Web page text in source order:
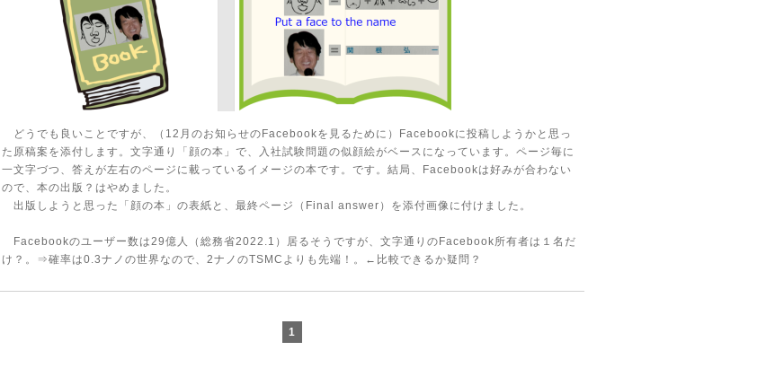
どうでも良いことですが、（12月のお知らせのFacebookを見るために）Facebookに投稿しようかと思っ
た原稿案を添付します。文字通り「顔の本」で、入社試験問題の似顔絵がベースになっています。ページ毎に
一文字づつ、答えが左右のページに載っているイメージの本です。です。結局、Facebookは好みが合わない
ので、本の出版？はやめました。
出版しようと思った「顔の本」の表紙と、最終ページ（Final answer）を添付画像に付けました。
Facebookのユーザー数は29億人（総務省2022.1）居るそうですが、文字通りのFacebook所有者は１名だ
け？。⇒確率は0.3ナノの世界なので、2ナノのTSMCよりも先端！。←比較できるか疑問？
1